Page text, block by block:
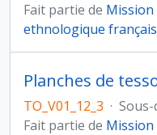
Fait partie de
ethnologique
Planches de
TO_V01_12_3 ·
Fait partie de